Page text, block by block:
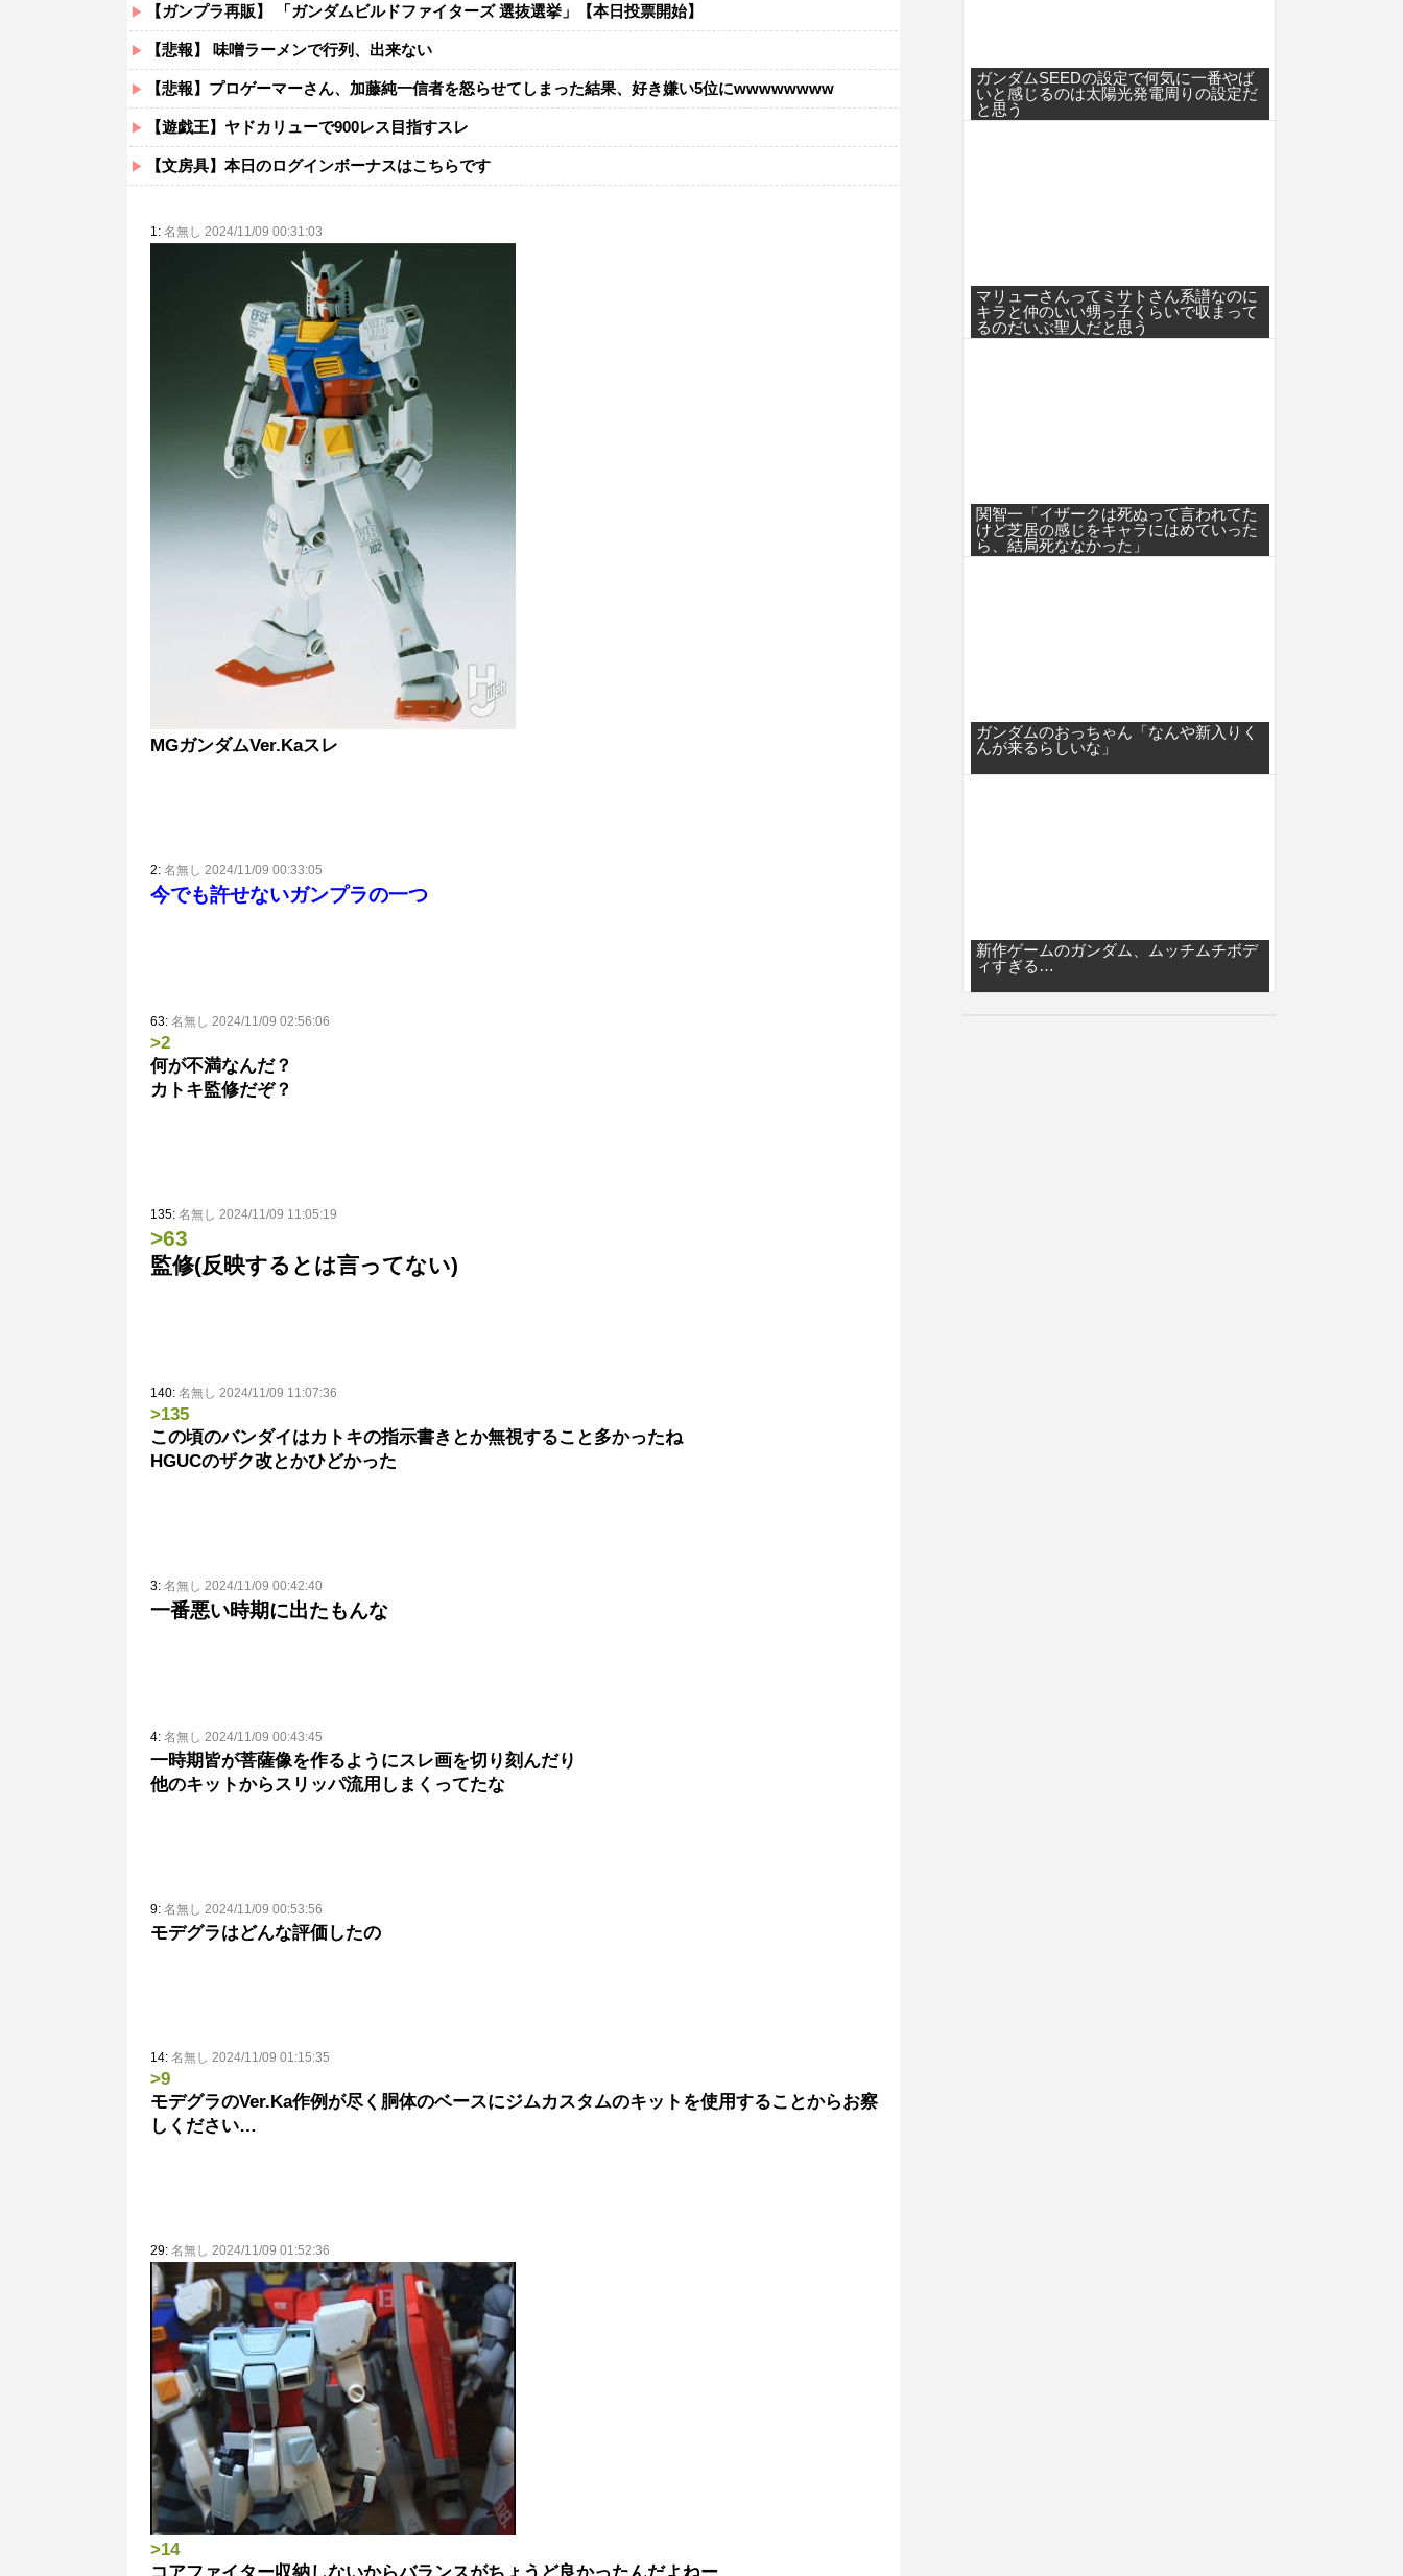
【ガンプラ再販】 「ガンダムビルドファイターズ 選抜選挙」【本日投票開始】
【悲報】 味噌ラーメンで行列、出来ない
【悲報】プロゲーマーさん、加藤純一信者を怒らせてしまった結果、好き嫌い5位にwwwwwwww
【遊戯王】ヤドカリューで900レス目指すスレ
【文房具】本日のログインボーナスはこちらです
1: 名無し 2024/11/09 00:31:03
MGガンダムVer.Kaスレ
2: 名無し 2024/11/09 00:33:05
今でも許せないガンプラの一つ
63: 名無し 2024/11/09 02:56:06
>2
何が不満なんだ？
カトキ監修だぞ？
135: 名無し 2024/11/09 11:05:19
>63
監修(反映するとは言ってない)
140: 名無し 2024/11/09 11:07:36
>135
この頃のバンダイはカトキの指示書きとか無視すること多かったね
HGUCのザク改とかひどかった
3: 名無し 2024/11/09 00:42:40
一番悪い時期に出たもんな
4: 名無し 2024/11/09 00:43:45
一時期皆が菩薩像を作るようにスレ画を切り刻んだり
他のキットからスリッパ流用しまくってたな
9: 名無し 2024/11/09 00:53:56
モデグラはどんな評価したの
14: 名無し 2024/11/09 01:15:35
>9
モデグラのVer.Ka作例が尽く胴体のベースにジムカスタムのキットを使用することからお察
しください…
29: 名無し 2024/11/09 01:52:36
>14
ガンダムSEEDの設定で何気に一番やば
いと感じるのは太陽光発電周りの設定だ
と思う
マリューさんってミサトさん系譜なのに
キラと仲のいい甥っ子くらいで収まって
るのだいぶ聖人だと思う
関智一「イザークは死ぬって言われてた
けど芝居の感じをキャラにはめていった
ら、結局死ななかった」
ガンダムのおっちゃん「なんや新入りく
んが来るらしいな」
新作ゲームのガンダム、ムッチムチボデ
ィすぎる…